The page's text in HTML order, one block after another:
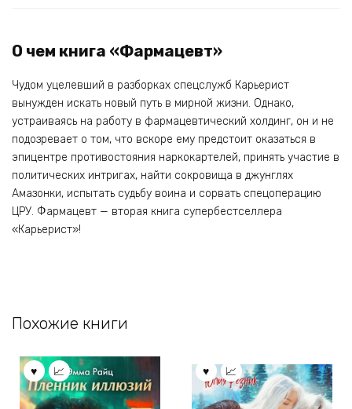
О чем книга «Фармацевт»
Чудом уцелевший в разборках спецслужб Карьерист
вынужден искать новый путь в мирной жизни. Однако,
устраиваясь на работу в фармацевтический холдинг, он и не
подозревает о том, что вскоре ему предстоит оказаться в
эпицентре противостояния наркокартелей, принять участие в
политических интригах, найти сокровища в джунглях
Амазонки, испытать судьбу воина и сорвать спецоперацию
ЦРУ. Фармацевт — вторая книга супербестселлера
«Карьерист»!
Похожие книги